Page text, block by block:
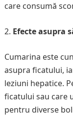
care consumă
Efecte asupra
Cumarina este
asupra ficatului,
leziuni hepatice.
ficatului sau care
pentru diverse